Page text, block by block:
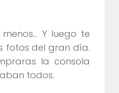
Y luego te
fotos del gran día.
la consola
todos.